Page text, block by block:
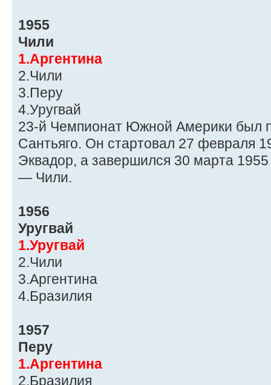
1955
Чили
1.Аргентина
2.Чили
3.Перу
4.Уругвай
23-й Чемпионат Южной Америки был
Сантьяго. Он стартовал 27 февраля
Эквадор, а завершился 30 марта
— Чили.
1956
Уругвай
1.Уругвай
2.Чили
3.Аргентина
4.Бразилия
1957
Перу
1.Аргентина
2.Бразилия